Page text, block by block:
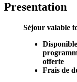
Presentation
Séjour valable
offerte
Frais de